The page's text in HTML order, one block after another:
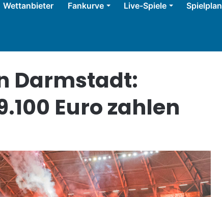
Wettanbieter Fankurve Live-Spiele Spielplan
Darmstadt:
Euro zahlen